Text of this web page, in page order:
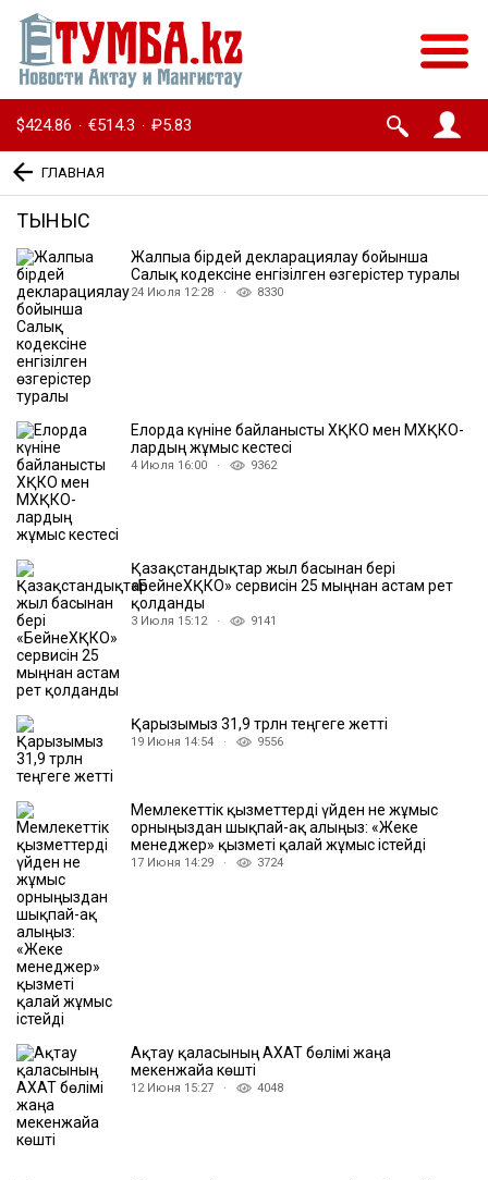
$424.86 · €514.3 · ₽5.83
ГЛАВНАЯ
ТЫНЫС
Жалпыға бірдей декларациялау бойынша
Салық кодексіне енгізілген өзгерістер туралы
24 Июля 12:28 · 8330
Елорда күніне байланысты ХҚКО мен МХҚКО-
лардың жұмыс кестесі
4 Июля 16:00 · 9362
Қазақстандықтар жыл басынан бері
«БейнеХҚКО» сервисін 25 мыңнан астам рет
қолданды
3 Июля 15:12 · 9141
Қарызымыз 31,9 трлн теңгеге жетті
19 Июня 14:54 · 9556
Мемлекеттік қызметтерді үйден не жұмыс
орныңыздан шықпай-ақ алыңыз: «Жеке
менеджер» қызметі қалай жұмыс істейді
17 Июня 14:29 · 3724
Ақтау қаласының АХАТ бөлімі жаңа
мекенжайға көшті
12 Июня 15:27 · 4048